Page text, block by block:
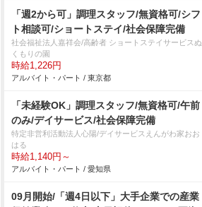
「週2から可」調理スタッフ/無資格可/シフ
ト相談可/ショートステイ/社会保障完備
社会福祉法人嘉祥会/高齢者 ショートステイサービスぬ
くもりの園
時給1,226円
アルバイト・パート / 東京都
「未経験OK」調理スタッフ/無資格可/午前
のみ/デイサービス/社会保障完備
特定非営利活動法人心陽/デイサービスえんがわ家おお
はる
時給1,140円～
アルバイト・パート / 愛知県
09月開始/「週4日以下」大手企業での産業